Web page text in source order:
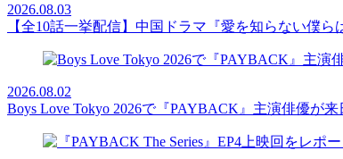
2026.08.03
【全10話一挙配信】中国ドラマ『愛を知らない僕ら
2026.08.02
Boys Love Tokyo 2026で『PAYBACK』主演俳優が